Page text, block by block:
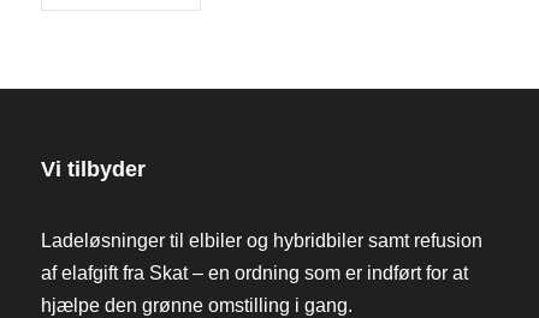
Vi tilbyder
Ladeløsninger til elbiler og hybridbiler samt refusion
af elafgift fra Skat – en ordning som er indført for at
hjælpe den grønne omstilling i gang.